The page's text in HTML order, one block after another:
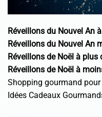
Réveillons du Nouvel An
Réveillons du Nouvel An
Réveillons de Noël à plus
Réveillons de Noël à
Shopping gourmand pour
Idées Cadeaux